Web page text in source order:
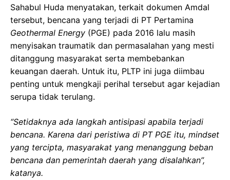
Sahabul Huda menyatakan, terkait dokumen Amdal
tersebut, bencana yang terjadi di PT Pertamina
Geothermal Energy (PGE) pada 2016 lalu masih
menyisakan traumatik dan permasalahan yang mesti
ditanggung masyarakat serta membebankan
keuangan daerah. Untuk itu, PLTP ini juga diimbau
penting untuk mengkaji perihal tersebut agar kejadian
serupa tidak terulang.
“Setidaknya ada langkah antisipasi apabila terjadi
bencana. Karena dari peristiwa di PT PGE itu, mindset
yang tercipta, masyarakat yang menanggung beban
bencana dan pemerintah daerah yang disalahkan”,
katanya.